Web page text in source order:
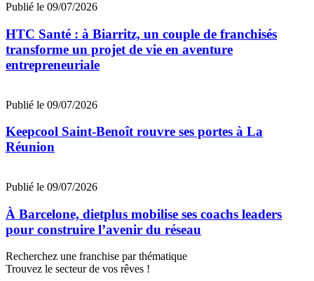
Publié le 09/07/2026
HTC Santé : à Biarritz, un couple de franchisés
transforme un projet de vie en aventure
entrepreneuriale
Publié le 09/07/2026
Keepcool Saint-Benoît rouvre ses portes à La
Réunion
Publié le 09/07/2026
À Barcelone, dietplus mobilise ses coachs leaders
pour construire l’avenir du réseau
Recherchez une franchise par thématique
Trouvez le secteur de vos rêves !